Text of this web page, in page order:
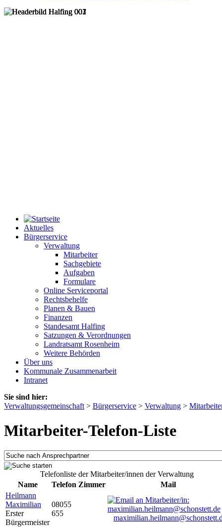
Aktuelles
Bürgerservice
Verwaltung
Mitarbeiter
Sachgebiete
Aufgaben
Formulare
Online Serviceportal
Rechtsbehelfe
Planen & Bauen
Finanzen
Standesamt Halfing
Satzungen & Verordnungen
Landratsamt Rosenheim
Weitere Behörden
Über uns
Kommunale Zusammenarbeit
Intranet
Sie sind hier:
Verwaltungsgemeinschaft > Bürgerservice > Verwaltung >
Mitarbeiter-Telefon-Liste
Telefonliste der Mitarbeiter/innen der Verwaltung
Name
Telefon Zimmer
Mail
Heilmann
Maximilian
Erster
Bürgermeister
08055
655